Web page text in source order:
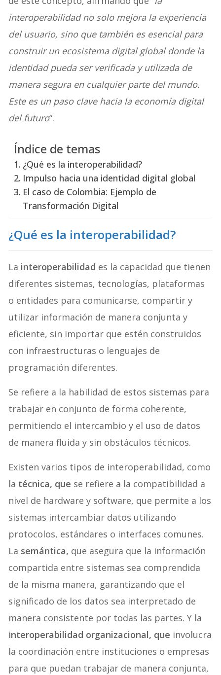
interoperabilidad no solo mejora la experiencia
del usuario, sino que también es esencial para
construir un ecosistema digital global donde la
identidad pueda ser verificada y utilizada de
manera segura en cualquier parte del mundo.
Este es un paso clave hacia la economía digital
del futuro“.
Índice de temas
¿Qué es la interoperabilidad?
Impulso hacia una identidad digital global
El caso de Colombia: Ejemplo de
Transformación Digital
¿Qué es la interoperabilidad?
La interoperabilidad es la capacidad que tienen
diferentes sistemas, tecnologías, plataformas
o entidades para comunicarse, compartir y
utilizar información de manera conjunta y
eficiente, sin importar que estén construidos
con infraestructuras o lenguajes de
programación diferentes.
Se refiere a la habilidad de estos sistemas para
trabajar en conjunto de forma coherente,
permitiendo el intercambio y el uso de datos
de manera fluida y sin obstáculos técnicos.
Existen varios tipos de interoperabilidad, como
la técnica, que se refiere a la compatibilidad a
nivel de hardware y software, que permite a los
sistemas intercambiar datos utilizando
protocolos, estándares o interfaces comunes.
La semántica, que asegura que la información
compartida entre sistemas sea comprendida
de la misma manera, garantizando que el
significado de los datos sea interpretado de
manera consistente por todas las partes. Y la
interoperabilidad organizacional, que involucra
la coordinación entre instituciones o empresas
para que puedan trabajar de manera conjunta,